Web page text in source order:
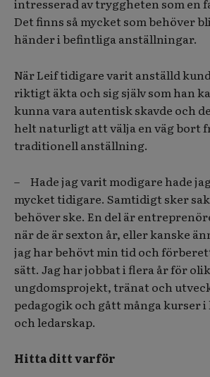
intresserad av tryggheten som en
Det finns så mycket som behöver
händer i befintliga anställningar.
När Leif tidigare varit anställd
riktigt äkta och sig själv som han
kunna vara autentisk skavde och
helt naturligt att välja en väg bort
traditionell anställning.
– Hade jag varit modigare hade
mycket tidigare. Samtidigt sker
behöver ske. En del är
när de är sexton år, eller kanske
jag har behövt min tid och
sätt. Jag har jobbat i flera år för
ungdomsprojekt, tränat och
pedagogik och gått många kurser
och ledarskap.
Hitta ditt varför